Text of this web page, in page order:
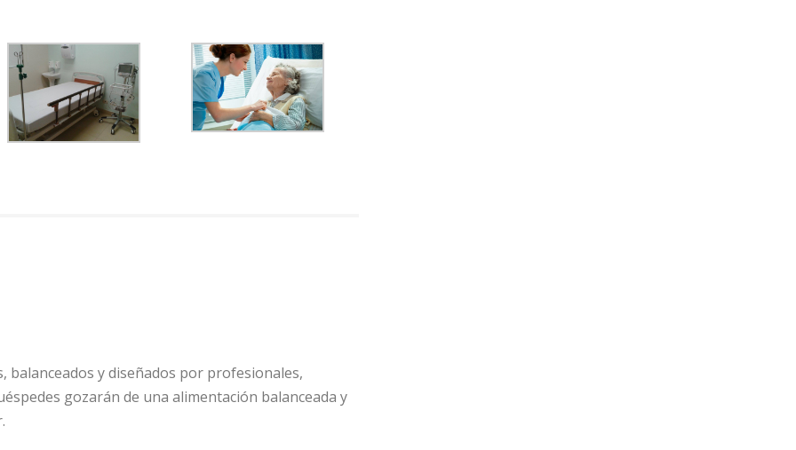
balanceados y diseñados por profesionales,
gozarán de una alimentación balanceada y